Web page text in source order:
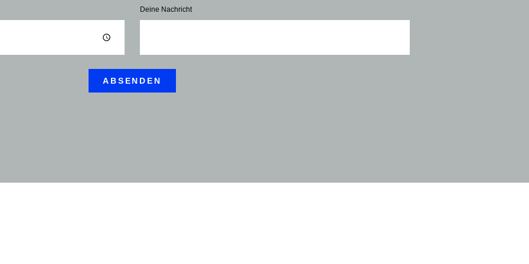
Deine Nachricht
ABSENDEN